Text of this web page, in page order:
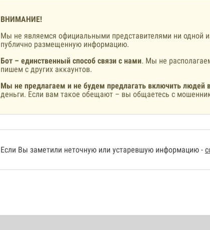
ВНИМАНИЕ!
Мы не являемся официальными представителями ни одной
публично размещенную информацию.
Бот – единственный способ связи с нами. Мы не
пишем с других аккаунтов.
Мы не предлагаем и не будем предлагать включить людей
деньги. Если вам такое обещают – вы общаетесь с
Если Вы заметили неточную или устаревшую информацию -